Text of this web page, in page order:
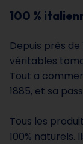
100 %
Depuis près de
véritables
Tout a
1885, et sa
Tous les
100%